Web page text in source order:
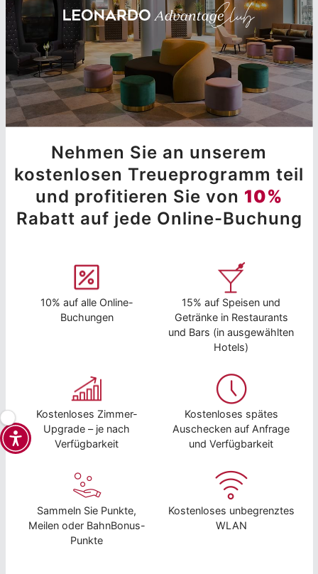
Nehmen Sie an unserem
kostenlosen Treueprogramm teil
und profitieren Sie von 10%
Rabatt auf jede Online-Buchung
10% auf alle Online-
Buchungen
15% auf Speisen und
Getränke in Restaurants
und Bars (in ausgewählten
Hotels)
Kostenloses Zimmer-
Upgrade – je nach
Verfügbarkeit
Kostenloses spätes
Auschecken auf Anfrage
und Verfügbarkeit
Sammeln Sie Punkte,
Meilen oder BahnBonus-
Punkte
Kostenloses unbegrenztes
WLAN